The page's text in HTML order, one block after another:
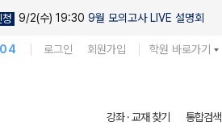
9/2(수) 19:30 9월 모의고사 LIVE 설명회
로그인 회원가입 학원 바로가기
강좌 · 교재 찾기 통합검색